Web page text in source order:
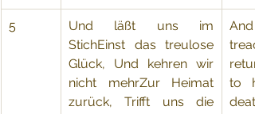
5
​Und läßt uns im
StichEinst das treulose
Glück, Und kehren wir
nicht mehrZur Heimat
zurück, Trifft uns die
to